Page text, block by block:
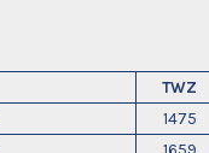
TWZ
1475